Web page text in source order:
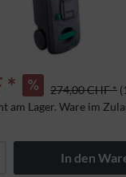
* 274,00 CHF *
am Lager. Ware im
In den